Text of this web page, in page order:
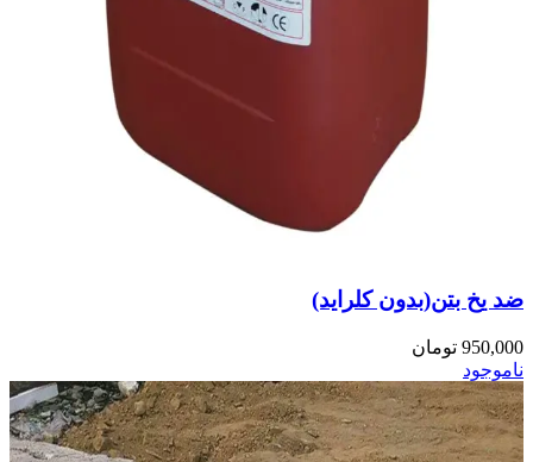
ضد یخ بتن(بدون کلراید)
950,000 تومان
ناموجود